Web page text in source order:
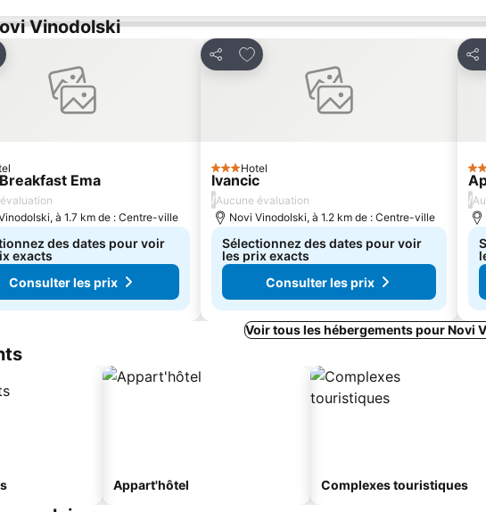
Vinodolski
à mes favoris
Ema
à 1.7 km de : Centre-ville
des dates pour voir
exacts
Consulter les prix
Partager
Ajouter à mes favoris
3 Étoiles
Hotel
Ivancic
/Aucune évaluation
Novi Vinodolski, à 1.2 km de : Centre-ville
Sélectionnez des dates pour voir
les prix exacts
Consulter les prix
4
/
Voir tous les hébergements pour Novi
Appart'hôtel Complexes touristiques